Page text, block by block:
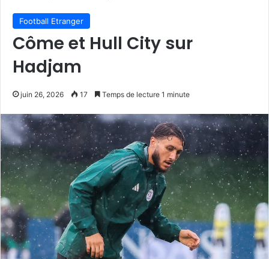
Football Etranger
Côme et Hull City sur
Hadjam
juin 26, 2026 17 Temps de lecture 1 minute